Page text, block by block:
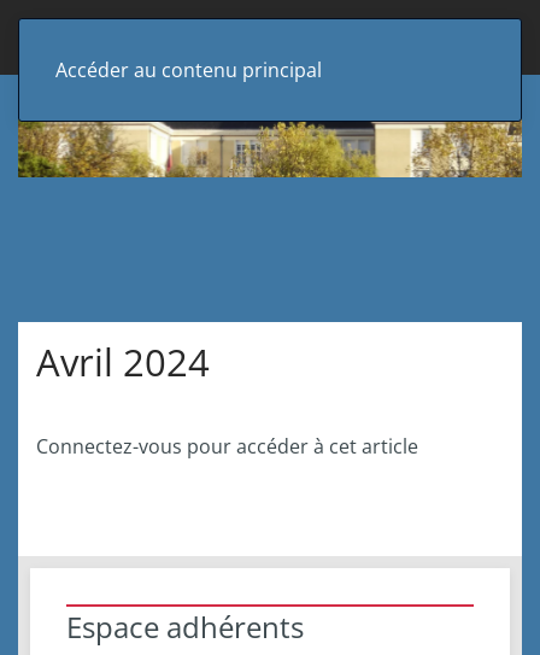
Accéder au contenu principal
Avril 2024
Connectez-vous pour accéder à cet article
Espace adhérents